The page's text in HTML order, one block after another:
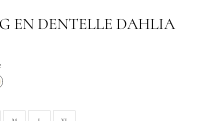
EN DENTELLE DAHLIA